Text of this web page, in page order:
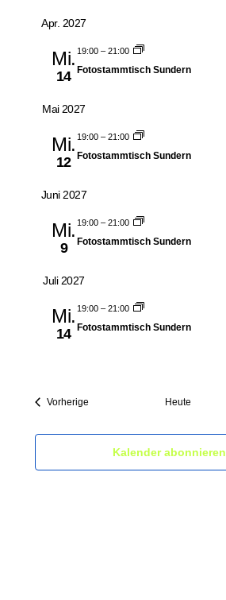
Apr. 2027
Mi.
14
19:00– 21:00
Fotostammtisch Sundern
Mai 2027
Mi.
12
19:00– 21:00
Fotostammtisch Sundern
Juni 2027
Mi.
9
19:00– 21:00
Fotostammtisch Sundern
Juli 2027
Mi.
14
19:00– 21:00
Fotostammtisch Sundern
VorherigeVeranstaltungen Heute
Kalender abonnieren